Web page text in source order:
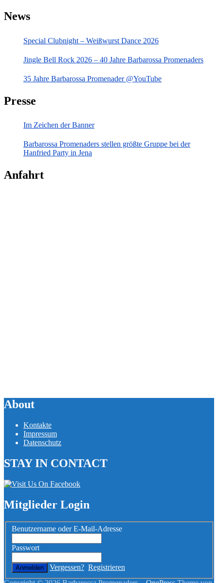
News
Special Clubnight – Weißwurst Dance 2026
Jingle Bell Rock 2026 – 40 Jahre Barbarossa Promenaders
35 Jahre Barbarossa Promenader @YouTube
Presse
Im Zeichen der Banner
Barbarossa Promenaders stellen größte Gruppe bei der
Hanfried Party in Jena
Anfahrt
About
Kontakte
Impressum
Datenschutz
STAY IN CONTACT
Mitglieder Login
Benutzername oder E-Mail-Adresse
Passwort
Vergessen? Registrieren